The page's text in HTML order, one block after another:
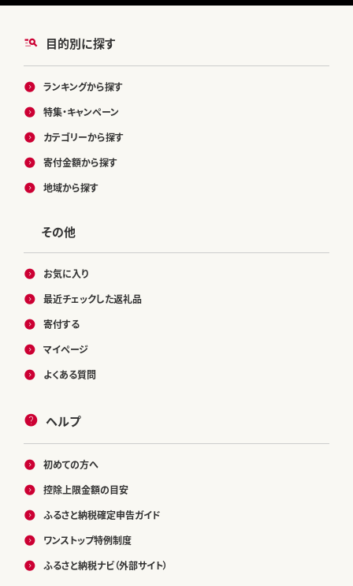
目的別に探す
ランキングから探す
特集・キャンペーン
カテゴリーから探す
寄付金額から探す
地域から探す
その他
お気に入り
最近チェックした返礼品
寄付する
マイページ
よくある質問
ヘルプ
初めての方へ
控除上限金額の目安
ふるさと納税確定申告ガイド
ワンストップ特例制度
ふるさと納税ナビ（外部サイト）